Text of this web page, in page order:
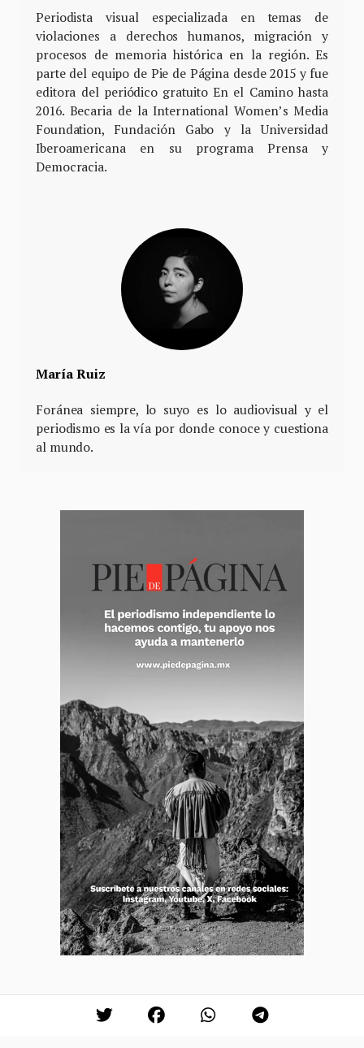
Periodista visual especializada en temas de
violaciones a derechos humanos, migración y
procesos de memoria histórica en la región. Es
parte del equipo de Pie de Página desde 2015 y fue
editora del periódico gratuito En el Camino hasta
2016. Becaria de la International Women’s Media
Foundation, Fundación Gabo y la Universidad
Iberoamericana en su programa Prensa y
Democracia.
María Ruiz
Foránea siempre, lo suyo es lo audiovisual y el
periodismo es la vía por donde conoce y cuestiona
al mundo.